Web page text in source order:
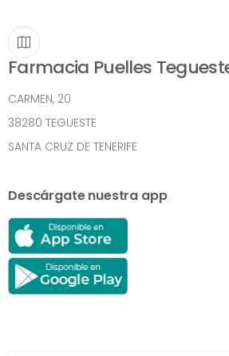
Farmacia Puelles
CARMEN, 20
38280 TEGUESTE
SANTA CRUZ DE TENERIFE
Descárgate nuestra app